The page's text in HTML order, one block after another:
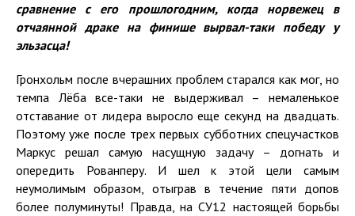
сравнение с его прошлогодним, когда норвежец в
отчаянной драке на финише вырвал-таки победу у
эльзасца!
Гронхольм после вчерашних проблем старался как мог, но
темпа Лёба все-таки не выдерживал – немаленькое
отставание от лидера выросло еще секунд на двадцать.
Поэтому уже после трех первых субботних спецучастков
Маркус решал самую насущную задачу – догнать и
опередить Рованперу. И шел к этой цели самым
неумолимым образом, отыграв в течение пяти допов
более полуминуты! Правда, на СУ12 настоящей борьбы